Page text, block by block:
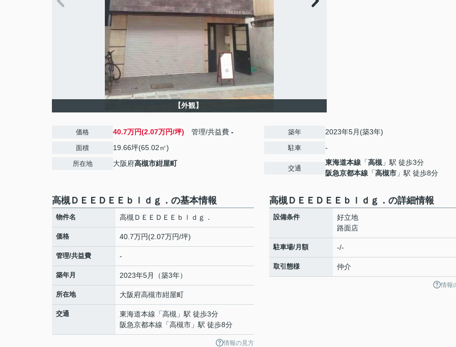
【外観】
価格 40.7万円(2.07万円/坪) 管理/共益費 -
面積 19.66坪(65.02㎡)
所在地 大阪府高槻市紺屋町
築年 2023年5月(築3年)
駐車 -
交通
東海道本線 「高槻 」駅 徒歩3分
阪急京都本線 「高槻市 」駅 徒歩8分
高槻ＤＥＥＤＥＥｂｌｄｇ．の基本情報
物件名 高槻ＤＥＥＤＥＥｂｌｄｇ．
価格 40.7万円(2.07万円/坪)
管理/共益費 -
築年月 2023年5月（築3年）
所在地 大阪府高槻市紺屋町
交通 東海道本線 「高槻 」駅 徒歩3分
阪急京都本線 「高槻市 」駅 徒歩8分
情報の見方
高槻ＤＥＥＤＥＥｂｌｄｇ．の詳細情報
設備条件
好立地
路面店
駐車場/月額 -/-
取引態様 仲介
情報